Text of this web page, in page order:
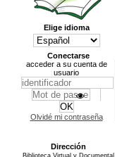
Elige idioma
Conectarse
acceder a su cuenta de
usuario
Olvidé mi contraseña
Dirección
Biblioteca Virtual y Documental